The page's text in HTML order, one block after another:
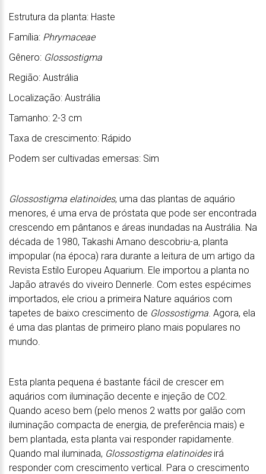
Estrutura da planta: Haste
Família: Phrymaceae
Gênero: Glossostigma
Região: Austrália
Localização: Austrália
Tamanho: 2-3 cm
Taxa de crescimento: Rápido
Podem ser cultivadas emersas: Sim
Glossostigma elatinoides, uma das plantas de aquário
menores, é uma erva de próstata que pode ser encontrada
crescendo em pântanos e áreas inundadas na Austrália. Na
década de 1980, Takashi Amano descobriu-a, planta
impopular (na época) rara durante a leitura de um artigo da
Revista Estilo Europeu Aquarium. Ele importou a planta no
Japão através do viveiro Dennerle. Com estes espécimes
importados, ele criou a primeira Nature aquários com
tapetes de baixo crescimento de Glossostigma . Agora, ela
é uma das plantas de primeiro plano mais populares no
mundo.
Esta planta pequena é bastante fácil de crescer em
aquários com iluminação decente e injeção de CO2.
Quando aceso bem (pelo menos 2 watts por galão com
iluminação compacta de energia, de preferência mais) e
bem plantada, esta planta vai responder rapidamente.
Quando mal iluminada, Glossostigma elatinoidesirá
responder com crescimento vertical. Para o crescimento